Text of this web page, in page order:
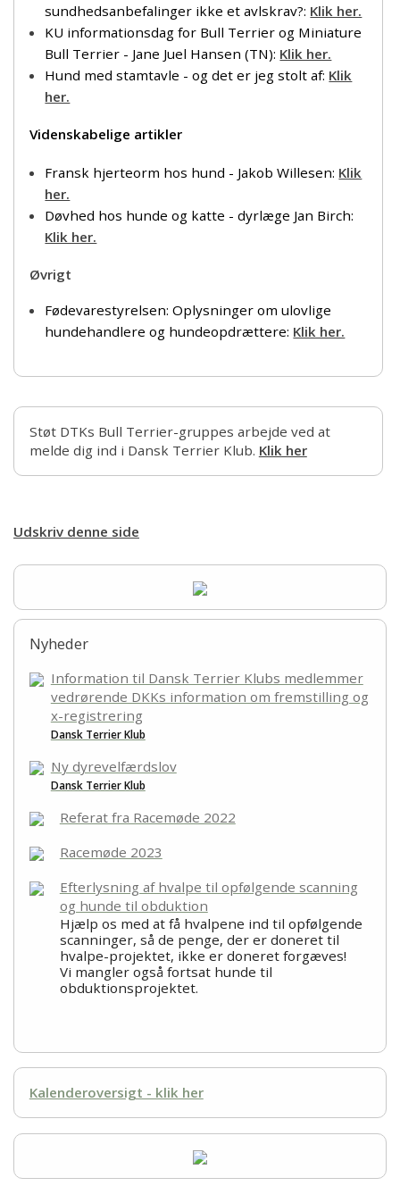
sundhedsanbefalinger ikke et avlskrav?: Klik her.
KU informationsdag for Bull Terrier og Miniature
Bull Terrier - Jane Juel Hansen (TN): Klik her.
Hund med stamtavle - og det er jeg stolt af: Klik
her.
Videnskabelige artikler
Fransk hjerteorm hos hund - Jakob Willesen: Klik
her.
Døvhed hos hunde og katte - dyrlæge Jan Birch:
Klik her.
Øvrigt
Fødevarestyrelsen: Oplysninger om ulovlige
hundehandlere og hundeopdrættere: Klik her.
Støt DTKs Bull Terrier-gruppes arbejde ved at
melde dig ind i Dansk Terrier Klub. Klik her
Udskriv denne side
Nyheder
Information til Dansk Terrier Klubs medlemmer
vedrørende DKKs information om fremstilling og
x-registrering
Dansk Terrier Klub
Ny dyrevelfærdslov
Dansk Terrier Klub
Referat fra Racemøde 2022
Racemøde 2023
Efterlysning af hvalpe til opfølgende scanning
og hunde til obduktion
Hjælp os med at få hvalpene ind til opfølgende
scanninger, så de penge, der er doneret til
hvalpe-projektet, ikke er doneret forgæves!
Vi mangler også fortsat hunde til
obduktionsprojektet.
Kalenderoversigt - klik her